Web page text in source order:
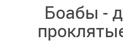
Боабы -